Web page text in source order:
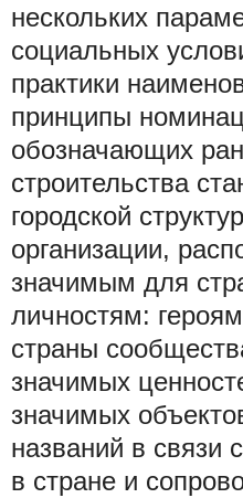
нескольких
социальных
практики
принципы
обозначающих
строительства
городской
организации,
значимым для
личностям:
страны
значимых
значимых
названий в связи
в стране и